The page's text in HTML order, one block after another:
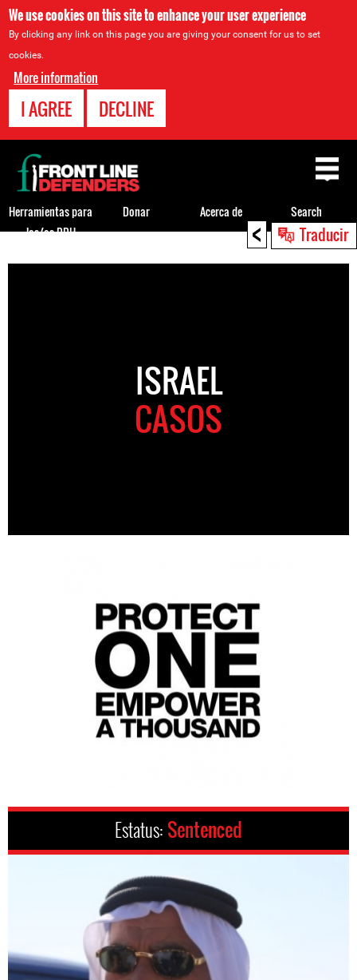
We use cookies on this site to enhance your user experience
By clicking any link on this page you are giving your consent for us to set
cookies.
More information
I AGREE DECLINE
< Traducir
to
ISRAEL
CASOS
Estatus: Sentenced
Back
to
top
Herramientas para
los/as DDH
Donar Acerca de Search